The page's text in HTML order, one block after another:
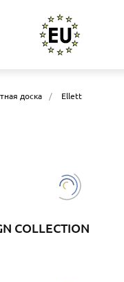
доска / Ellett
COLLECTION